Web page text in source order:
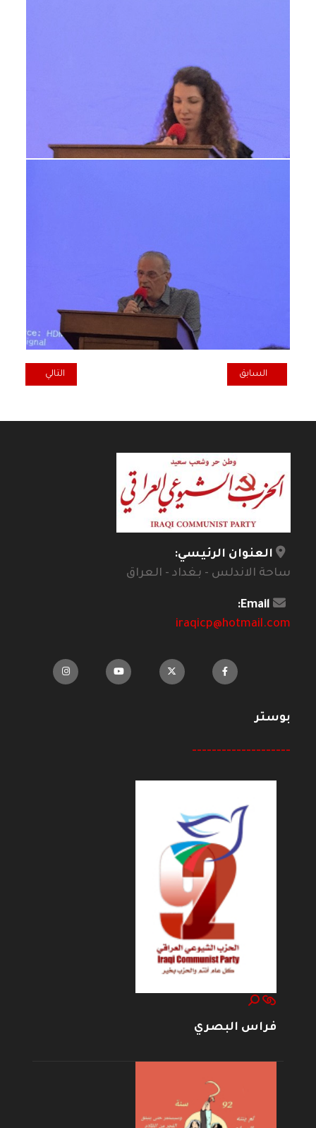
المقال السابق: في لندن: مسيرة تضامنية مع الشعب السوداني الشقيق
السابق المقال التالي:
التالي
العنوان الرئيسي:
ساحة الاندلس - بغداد - العراق
Email:
iraqicp@hotmail.com
بوستر
--------------------
فراس البصري